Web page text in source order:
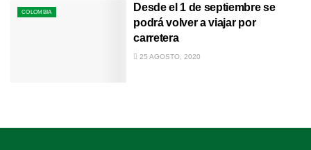
COLOMBIA
Desde el 1 de septiembre se
podrá volver a viajar por
carretera
25 AGOSTO, 2020